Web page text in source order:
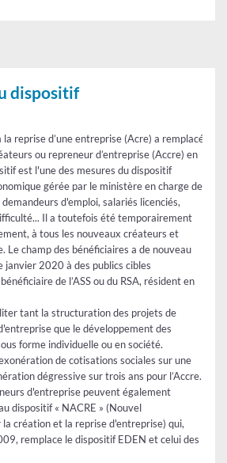
dispositif
la reprise d’une entreprise (Acre) a remplacé
ou repreneur d’entreprise (Accre) en
est l'une des mesures du dispositif
gérée par le ministère en charge de
d'emploi, salariés licenciés,
Il a toutefois été temporairement
à tous les nouveaux créateurs et
Le champ des bénéficiaires a de nouveau
2020 à des publics cibles
de l’ASS ou du RSA, résident en
tant la structuration des projets de
que le développement des
forme individuelle ou en société.
de cotisations sociales sur une
dégressive sur trois ans pour l’Accre.
d'entreprise peuvent également
dispositif « NACRE » (Nouvel
création et la reprise d'entreprise) qui,
remplace le dispositif EDEN et celui des